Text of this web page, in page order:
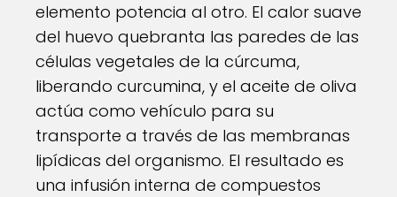
elemento potencia al otro. El calor suave
del huevo quebranta las paredes de las
células vegetales de la cúrcuma,
liberando curcumina, y el aceite de oliva
actúa como vehículo para su
transporte a través de las membranas
lipídicas del organismo. El resultado es
una infusión interna de compuestos